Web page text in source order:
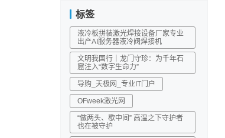
标签
液冷板拼装激光焊接设备厂家专业
出产AI服务器液冷阀焊接机
文明我国行｜龙门守珍：为千年石
窟注入“数字生命力”
导购_天极网_专业IT门户
OFweek激光网
“做两头、歇中间” 高温之下守护者
也在被守护